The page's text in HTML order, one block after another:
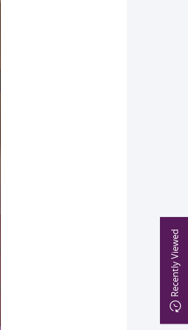
Recently Viewed